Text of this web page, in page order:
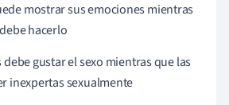
mostrar sus emociones mientras
hacerlo
gustar el sexo mientras que las
inexpertas sexualmente